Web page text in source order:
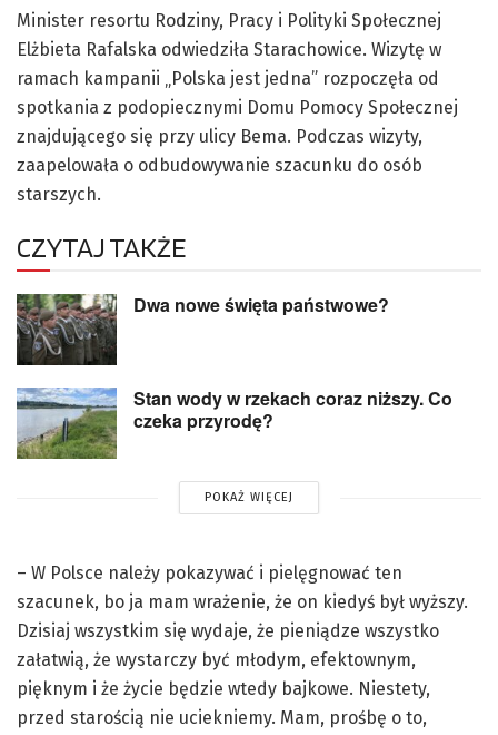
Minister resortu Rodziny, Pracy i Polityki Społecznej
Elżbieta Rafalska odwiedziła Starachowice. Wizytę w
ramach kampanii „Polska jest jedna” rozpoczęła od
spotkania z podopiecznymi Domu Pomocy Społecznej
znajdującego się przy ulicy Bema. Podczas wizyty,
zaapelowała o odbudowywanie szacunku do osób
starszych.
CZYTAJ TAKŻE
Dwa nowe święta państwowe?
Stan wody w rzekach coraz niższy. Co
czeka przyrodę?
POKAŻ WIĘCEJ
– W Polsce należy pokazywać i pielęgnować ten
szacunek, bo ja mam wrażenie, że on kiedyś był wyższy.
Dzisiaj wszystkim się wydaje, że pieniądze wszystko
załatwią, że wystarczy być młodym, efektownym,
pięknym i że życie będzie wtedy bajkowe. Niestety,
przed starością nie uciekniemy. Mam, prośbę o to,